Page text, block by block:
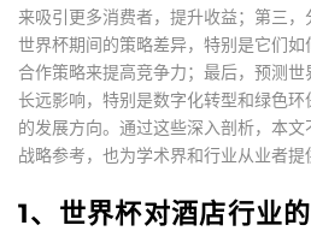
来吸引更多消费者，提升收益；第三
世界杯期间的策略差异，特别是它们
合作策略来提高竞争力；最后，预测
长远影响，特别是数字化转型和绿色
的发展方向。通过这些深入剖析，本
战略参考，也为学术界和行业从业者提
1、世界杯对酒店行业